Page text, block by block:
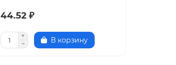
44.52 ₽
В корзину